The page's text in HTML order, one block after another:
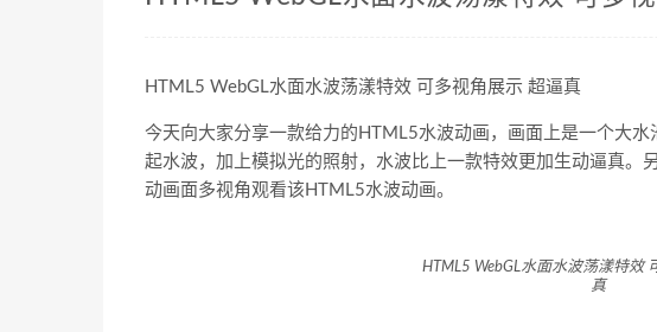
HTML5 WebGL水面水波荡漾特效 可多视角展示 超逼真
今天向大家分享一款给力的HTML5水波动画，画面上是一个大
起水波，加上模拟光的照射，水波比上一款特效更加生动逼真。
动画面多视角观看该HTML5水波动画。
HTML5 WebGL水面水波荡漾特效
真